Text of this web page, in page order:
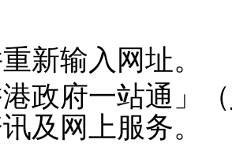
新输入网址。
政府一站通」（
及网上服务。